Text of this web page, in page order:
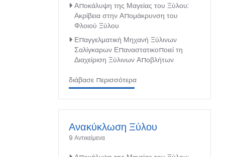
Αποκάλυψη της Μαγείας του Ξύλου:
Ακρίβεια στην Απομάκρυνση του
Φλοιού Ξύλου
Επαγγελματική Μηχανή Ξύλινων
Σαλίγκαρων Επαναστατικοποιεί τη
Διαχείριση Ξύλινων Αποβλήτων
διάβασε περισσότερα
Ανακύκλωση Ξύλου
9 Αντικείμενα